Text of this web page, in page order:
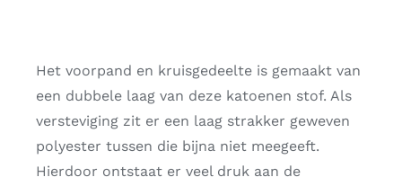
Het voorpand en kruisgedeelte is gemaakt van
een dubbele laag van deze katoenen stof. Als
versteviging zit er een laag strakker geweven
polyester tussen die bijna niet meegeeft.
Hierdoor ontstaat er veel druk aan de